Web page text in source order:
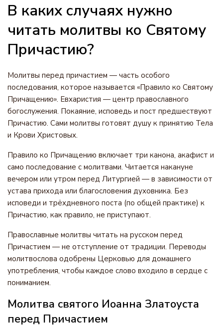
В каких случаях нужно
читать молитвы ко Святому
Причастию?
Молитвы перед причастием — часть особого
последования, которое называется «Правило ко Святому
Причащению». Евхаристия — центр православного
богослужения. Покаяние, исповедь и пост предшествуют
Причастию. Сами молитвы готовят душу к принятию Тела
и Крови Христовых.
Правило ко Причащению включает три канона, акафист и
само последование с молитвами. Читается накануне
вечером или утром перед Литургией — в зависимости от
устава прихода или благословения духовника. Без
исповеди и трёхдневного поста (по общей практике) к
Причастию, как правило, не приступают.
Православные молитвы читать на русском перед
Причастием — не отступление от традиции. Переводы
молитвослова одобрены Церковью для домашнего
употребления, чтобы каждое слово входило в сердце с
пониманием.
Молитва святого Иоанна Златоуста
перед Причастием